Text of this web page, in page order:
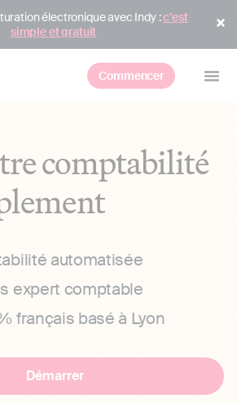
électronique avec Indy :c’est
simple et gratuit
Commencer
comptabilité
automatisée
expert comptable
français basé à Lyon
Démarrer